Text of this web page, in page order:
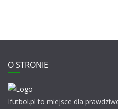
O STRONIE
Ifutbol.pl to miejsce dla